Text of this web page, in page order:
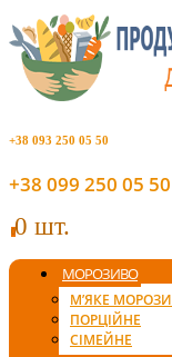
+38 093 250 05 50
+38 099 250 05 50
00 шт.
МОРОЗИВО
М’ЯКЕ
ПОРЦІЙНЕ
СІМЕЙНЕ